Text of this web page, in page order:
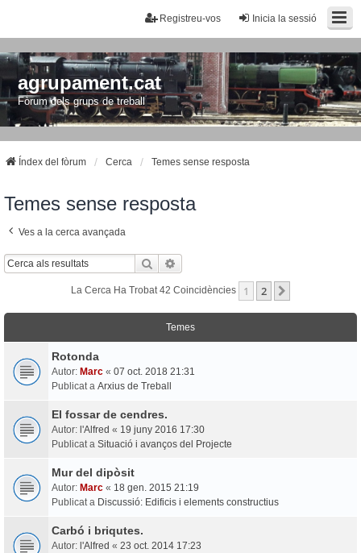
Inicia la sessió
Registreu-vos
agrupament.cat
Fòrum dels grups de treball
Índex del fòrum Cerca Temes sense resposta
Temes sense resposta
Ves a la cerca avançada
Cerca
La Cerca Ha Trobat 42 Coincidències 1 2
Temes
Rotonda
Autor: Marc « 07 oct. 2018 21:31
Publicat a Arxius de Treball
El fossar de cendres.
Autor: l'Alfred « 19 juny 2016 17:30
Publicat a Situació i avanços del Projecte
Mur del dipòsit
Autor: Marc « 18 gen. 2015 21:19
Publicat a Discussió: Edificis i elements constructius
Carbó i briqutes.
Autor: l'Alfred « 23 oct. 2014 17:23